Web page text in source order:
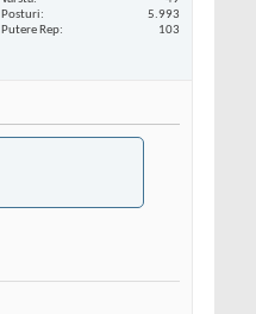
Posturi
5.993
Putere Rep
103